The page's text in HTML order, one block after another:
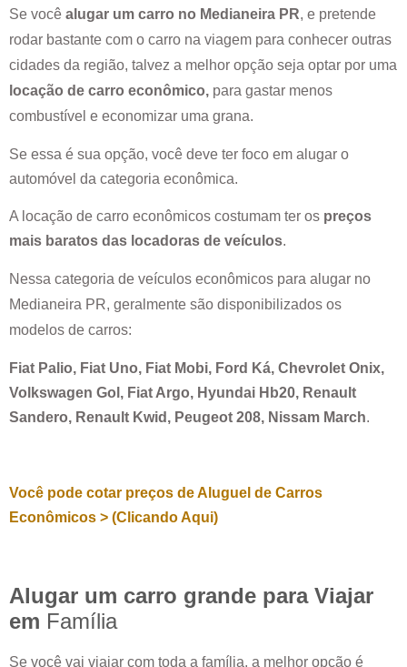
Se você alugar um carro no Medianeira PR, e pretende
rodar bastante com o carro na viagem para conhecer outras
cidades da região, talvez a melhor opção seja optar por uma
locação de carro econômico, para gastar menos
combustível e economizar uma grana.
Se essa é sua opção, você deve ter foco em alugar o
automóvel da categoria econômica.
A locação de carro econômicos costumam ter os preços
mais baratos das locadoras de veículos.
Nessa categoria de veículos econômicos para alugar no
Medianeira PR, geralmente são disponibilizados os
modelos de carros:
Fiat Palio, Fiat Uno, Fiat Mobi, Ford Ká, Chevrolet Onix,
Volkswagen Gol, Fiat Argo, Hyundai Hb20, Renault
Sandero, Renault Kwid, Peugeot 208, Nissam March.
Você pode cotar preços de Aluguel de Carros
Econômicos > (Clicando Aqui)
Alugar um carro grande para Viajar
em Família
Se você vai viajar com toda a família, a melhor opção é